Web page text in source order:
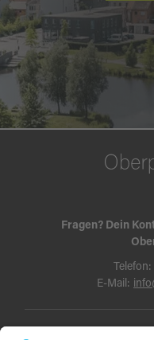
Fragen? Dein
Telefon:
E-Mail: